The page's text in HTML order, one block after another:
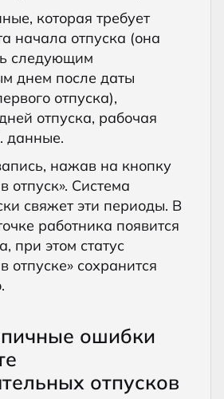
которая требует
начала отпуска (она
следующим
днем после даты
отпуска),
отпуска, рабочая
данные.
нажав на кнопку
отпуск». Система
свяжет эти периоды. В
работника появится
при этом статус
отпуске» сохранится
ошибки
отпусков